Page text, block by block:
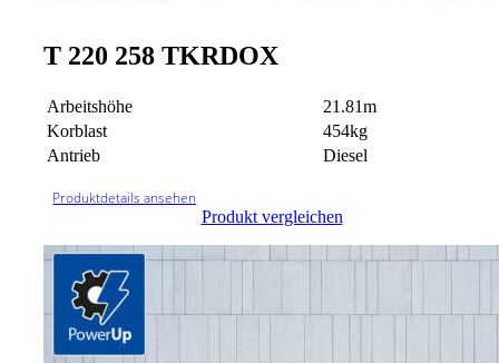
T 220 258 TKRDOX
Arbeitshöhe
21.81m
Korblast
454kg
Antrieb
Diesel
Produktdetails ansehen
Produkt vergleichen